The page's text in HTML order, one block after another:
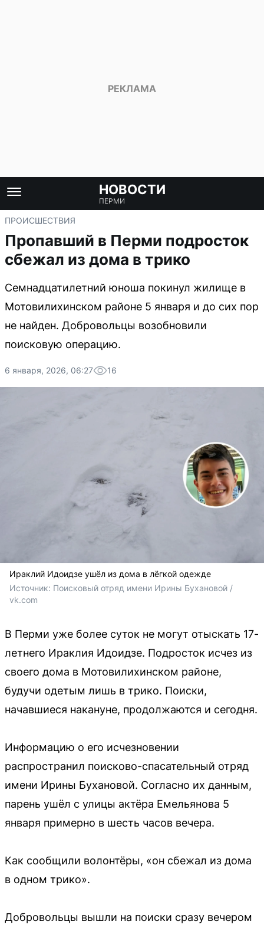
НОВОСТИ
ПЕРМИ
ПРОИСШЕСТВИЯ
Пропавший в Перми подросток
сбежал из дома в трико
Семнадцатилетний юноша покинул жилище в
Мотовилихинском районе 5 января и до сих пор
не найден. Добровольцы возобновили
поисковую операцию.
6 января, 2026, 06:27 16
Ираклий Идоидзе ушёл из дома в лёгкой одежде
Источник: Поисковый отряд имени Ирины Бухановой /
vk.com
В Перми уже более суток не могут отыскать 17-
летнего Ираклия Идоидзе. Подросток исчез из
своего дома в Мотовилихинском районе,
будучи одетым лишь в трико. Поиски,
начавшиеся накануне, продолжаются и сегодня.
Информацию о его исчезновении
распространил поисково-спасательный отряд
имени Ирины Бухановой. Согласно их данным,
парень ушёл с улицы актёра Емельянова 5
января примерно в шесть часов вечера.
Как сообщили волонтёры, «он сбежал из дома
в одном трико».
Добровольцы вышли на поиски сразу вечером